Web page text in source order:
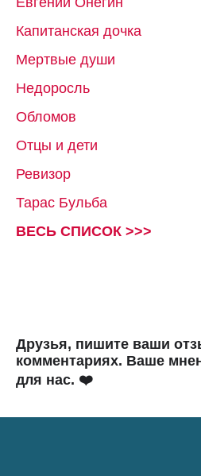
Капитанская дочка
Мертвые души
Недоросль
Обломов
Отцы и дети
Ревизор
Тарас Бульба
ВЕСЬ СПИСОК >>>
Друзья, пишите ваши
комментариях. Ваше
для нас. ❤️